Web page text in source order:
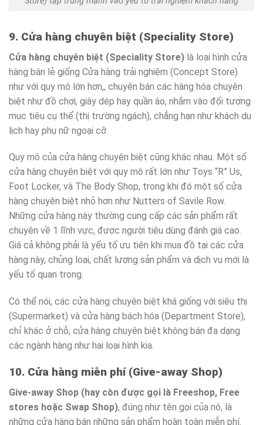
9. Cửa hàng chuyên biệt (Speciality Store)
Cửa hàng chuyên biệt (Speciality Store) là loại hình cửa
hàng bán lẻ giống Cửa hàng trải nghiệm (Concept Store)
như với quy mô lớn hơn,, chuyên bán các hàng hóa chuyên
biệt như đồ chơi, giày dép hay quần áo, nhắm vào đối tượng
mục tiêu cụ thể (thị trường ngách), chẳng hạn như khách du
lịch hay phụ nữ ngoại cỡ.
Quy mô của cửa hàng chuyên biệt cũng khác nhau. Một số
cửa hàng chuyên biệt với quy mô rất lớn như Toys “R” Us,
Foot Locker, và The Body Shop, trong khi đó một số cửa
hàng chuyên biệt nhỏ hơn như Nutters of Savile Row.
Những cửa hàng này thường cung cấp các sản phẩm rất
chuyên về 1 lĩnh vực, được người tiêu dùng đánh giá cao.
Giá cả không phải là yếu tố ưu tiên khi mua đồ tại các cửa
hàng này, chủng loại, chất lượng sản phẩm và dịch vụ mới là
yếu tố quan trọng.
Có thể nói, các cửa hàng chuyên biệt khá giống với siêu thị
(Supermarket) và cửa hàng bách hóa (Department Store),
chỉ khác ở chỗ, cửa hàng chuyên biệt không bán đa dạng
các ngành hàng như hai loại hình kia.
10. Cửa hàng miễn phí (Give-away Shop)
Give-away Shop (hay còn được gọi là Freeshop, Free
stores hoặc Swap Shop), đúng như tên gọi của nó, là
những cửa hàng bán những sản phẩm hoàn toàn miễn phí.